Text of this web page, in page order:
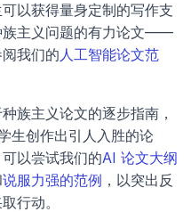
以获得量身定制的写作支
族主义问题的有力论文——
我们的人工智能论文范
族主义论文的逐步指南，
生创作出引人入胜的论
以尝试我们的AI 论文大纲
说服力强的范例 ，以突出反
行动。